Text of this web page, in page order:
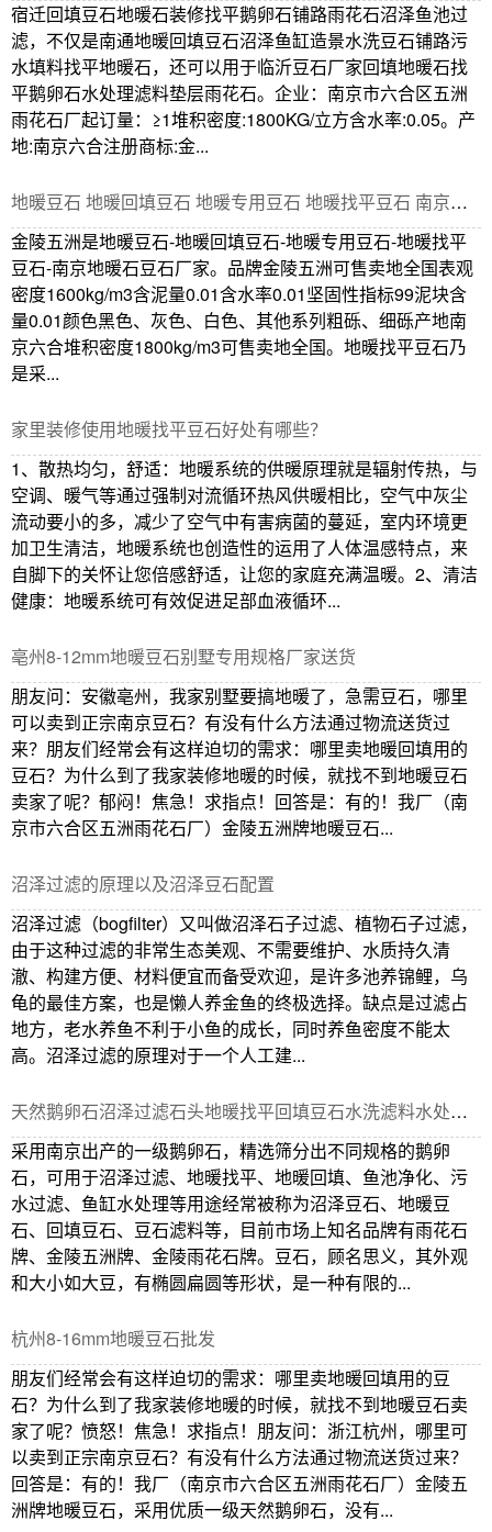
宿迁回填豆石地暖石装修找平鹅卵石铺路雨花石沼泽鱼池过
滤，不仅是南通地暖回填豆石沼泽鱼缸造景水洗豆石铺路污
水填料找平地暖石，还可以用于临沂豆石厂家回填地暖石找
平鹅卵石水处理滤料垫层雨花石。企业：南京市六合区五洲
雨花石厂起订量：≥1堆积密度:1800KG/立方含水率:0.05。产
地:南京六合注册商标:金...
地暖豆石 地暖回填豆石 地暖专用豆石 地暖找平豆石 南京地暖石豆石厂家
金陵五洲是地暖豆石-地暖回填豆石-地暖专用豆石-地暖找平
豆石-南京地暖石豆石厂家。品牌金陵五洲可售卖地全国表观
密度1600kg/m3含泥量0.01含水率0.01坚固性指标99泥块含
量0.01颜色黑色、灰色、白色、其他系列粗砾、细砾产地南
京六合堆积密度1800kg/m3可售卖地全国。地暖找平豆石乃
是采...
家里装修使用地暖找平豆石好处有哪些？
1、散热均匀，舒适：地暖系统的供暖原理就是辐射传热，与
空调、暖气等通过强制对流循环热风供暖相比，空气中灰尘
流动要小的多，减少了空气中有害病菌的蔓延，室内环境更
加卫生清洁，地暖系统也创造性的运用了人体温感特点，来
自脚下的关怀让您倍感舒适，让您的家庭充满温暖。2、清洁
健康：地暖系统可有效促进足部血液循环...
亳州8-12mm地暖豆石别墅专用规格厂家送货
朋友问：安徽亳州，我家别墅要搞地暖了，急需豆石，哪里
可以卖到正宗南京豆石？有没有什么方法通过物流送货过
来？朋友们经常会有这样迫切的需求：哪里卖地暖回填用的
豆石？为什么到了我家装修地暖的时候，就找不到地暖豆石
卖家了呢？郁闷！焦急！求指点！回答是：有的！我厂（南
京市六合区五洲雨花石厂）金陵五洲牌地暖豆石...
沼泽过滤的原理以及沼泽豆石配置
沼泽过滤（bogfilter）又叫做沼泽石子过滤、植物石子过滤，
由于这种过滤的非常生态美观、不需要维护、水质持久清
澈、构建方便、材料便宜而备受欢迎，是许多池养锦鲤，乌
龟的最佳方案，也是懒人养金鱼的终极选择。缺点是过滤占
地方，老水养鱼不利于小鱼的成长，同时养鱼密度不能太
高。沼泽过滤的原理对于一个人工建...
天然鹅卵石沼泽过滤石头地暖找平回填豆石水洗滤料水处理石子
采用南京出产的一级鹅卵石，精选筛分出不同规格的鹅卵
石，可用于沼泽过滤、地暖找平、地暖回填、鱼池净化、污
水过滤、鱼缸水处理等用途经常被称为沼泽豆石、地暖豆
石、回填豆石、豆石滤料等，目前市场上知名品牌有雨花石
牌、金陵五洲牌、金陵雨花石牌。豆石，顾名思义，其外观
和大小如大豆，有椭圆扁圆等形状，是一种有限的...
杭州8-16mm地暖豆石批发
朋友们经常会有这样迫切的需求：哪里卖地暖回填用的豆
石？为什么到了我家装修地暖的时候，就找不到地暖豆石卖
家了呢？愤怒！焦急！求指点！朋友问：浙江杭州，哪里可
以卖到正宗南京豆石？有没有什么方法通过物流送货过来？
回答是：有的！我厂（南京市六合区五洲雨花石厂）金陵五
洲牌地暖豆石，采用优质一级天然鹅卵石，没有...